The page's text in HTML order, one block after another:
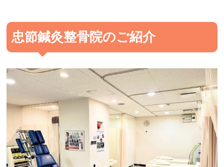
忠節鍼灸整骨院のご紹介